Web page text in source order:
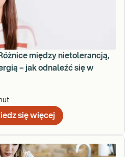
między nietolerancją,
– jak odnaleźć się w
się więcej